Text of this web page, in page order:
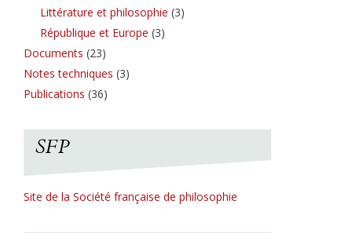
Littérature et philosophie (3)
République et Europe (3)
Documents (23)
Notes techniques (3)
Publications (36)
SFP
Site de la Société française de philosophie